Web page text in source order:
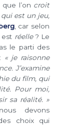
que l’on croit
qui est un jeu,
, car selon
est réelle? Le
le parti des
« je raisonne
J’examine
du film, qui
Pour moi,
sa réalité. »
devons
choix qui